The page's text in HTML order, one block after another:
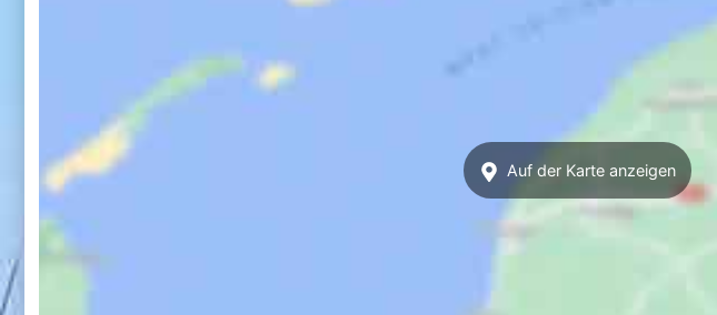
Auf der Karte anzeigen